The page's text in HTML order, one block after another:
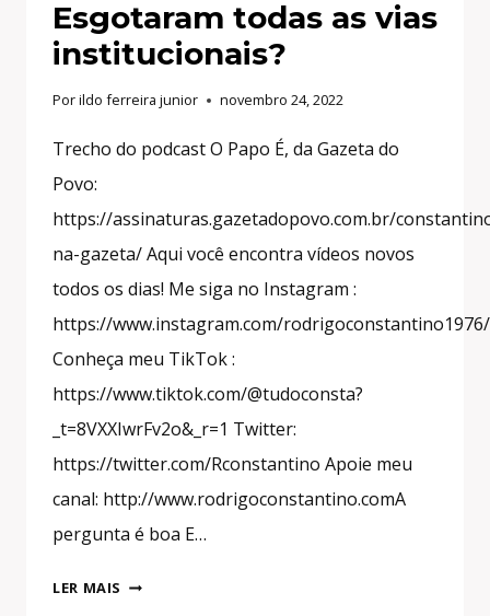
Esgotaram todas as vias
institucionais?
Porildo ferreira junior novembro 24, 2022
Trecho do podcast O Papo É, da Gazeta do
Povo:
https://assinaturas.gazetadopovo.com.br/
na-gazeta/ Aqui você encontra vídeos novos
todos os dias! Me siga no Instagram :
https://www.instagram.com/rodrigoconstantino1976/
Conheça meu TikTok :
https://www.tiktok.com/@tudoconsta?
_t=8VXXIwrFv2o&_r=1 Twitter:
https://twitter.com/Rconstantino Apoie meu
canal: http://www.rodrigoconstantino.comA
pergunta é boa E…
LER MAIS ESGOTARAM